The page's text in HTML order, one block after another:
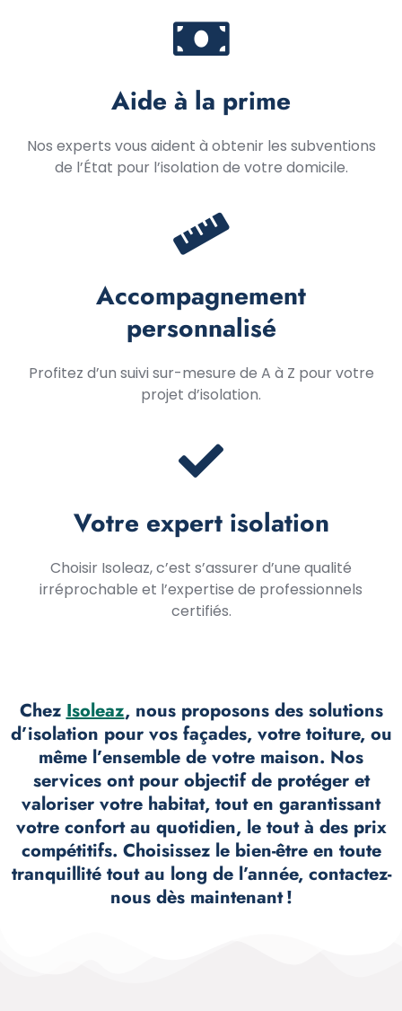
Aide à la prime
Nos experts vous aident à obtenir les subventions
de l’État pour l’isolation de votre domicile.
Accompagnement
personnalisé
Profitez d’un suivi sur-mesure de A à Z pour votre
projet d’isolation.
Votre expert isolation
Choisir Isoleaz, c’est s’assurer d’une qualité
irréprochable et l’expertise de professionnels
certifiés.
Chez Isoleaz, nous proposons des solutions
d’isolation pour vos façades, votre toiture, ou
même l’ensemble de votre maison. Nos
services ont pour objectif de protéger et
valoriser votre habitat, tout en garantissant
votre confort au quotidien, le tout à des prix
compétitifs. Choisissez le bien-être en toute
tranquillité tout au long de l’année, contactez-
nous dès maintenant !